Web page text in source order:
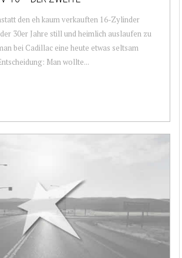
den eh kaum verkauften 16-Zylinder
30er Jahre still und heimlich auslaufen zu
bei Cadillac eine heute etwas seltsam
Man wollte...